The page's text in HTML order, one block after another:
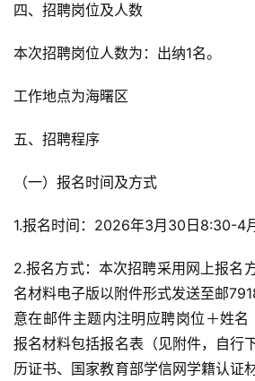
四、招聘岗位及人数
本次招聘岗位人数为：出纳1名。
工作地点为海曙区
五、招聘程序
（一）报名时间及方式
1.报名时间：2026年3月30日8:30-4
2.报名方式：本次招聘采用网上报名
名材料电子版以附件形式发送至邮
意在邮件主题内注明应聘岗位＋姓名
报名材料包括报名表（见附件，自行
历证书、国家教育部学信网学籍认证